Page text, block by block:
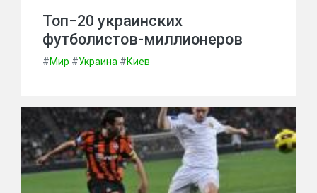
Топ−20 украинских
футболистов-миллионеров
#Мир #Украина #Киев